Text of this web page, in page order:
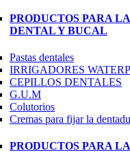
PRODUCTOS PARA
DENTAL Y BUCAL
Pastas dentales
IRRIGADORES
CEPILLOS DENTALES
G.U.M
Colutorios
Cremas para fijar la
PRODUCTOS PARA